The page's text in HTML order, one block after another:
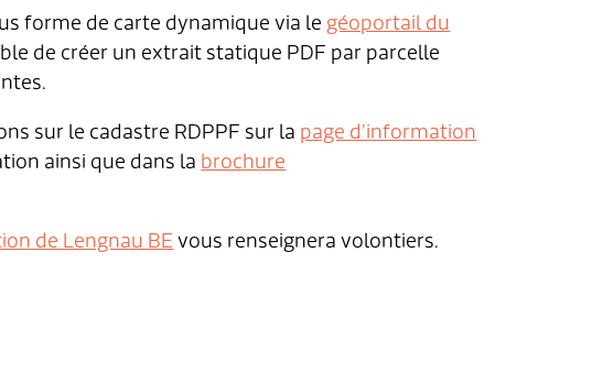
forme de carte dynamique via le géoportail du
de créer un extrait statique PDF par parcelle
sur le cadastre RDPPF sur la page d’information
ainsi que dans la brochure
de Lengnau BE vous renseignera volontiers.